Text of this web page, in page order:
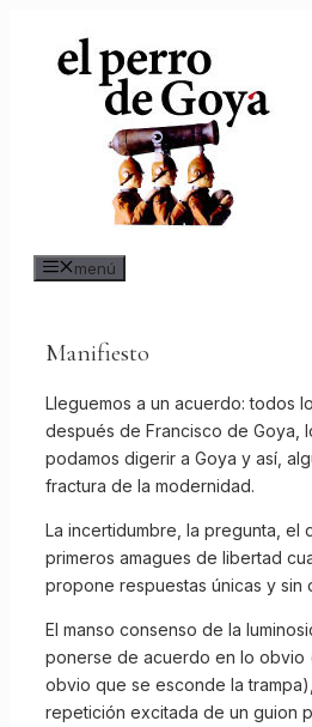
contenido
menú
Manifiesto
Lleguemos a un acuerdo: todos
después de Francisco de Goya,
podamos digerir a Goya y así,
fractura de la modernidad.
La incertidumbre, la pregunta, el
primeros amagues de libertad
propone respuestas únicas y sin
El manso consenso de la
ponerse de acuerdo en lo obvio
obvio que se esconde la
repetición excitada de un guion